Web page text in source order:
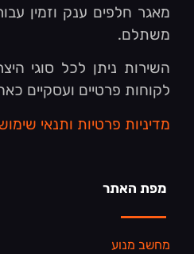
מאגר חלפים ענק וזמין
משתלם.
השירות ניתן לכל סוגי
לקוחות פרטיים ועסקיים
מדיניות פרטיות ותנאי
מפת האתר
מחשב מנוע